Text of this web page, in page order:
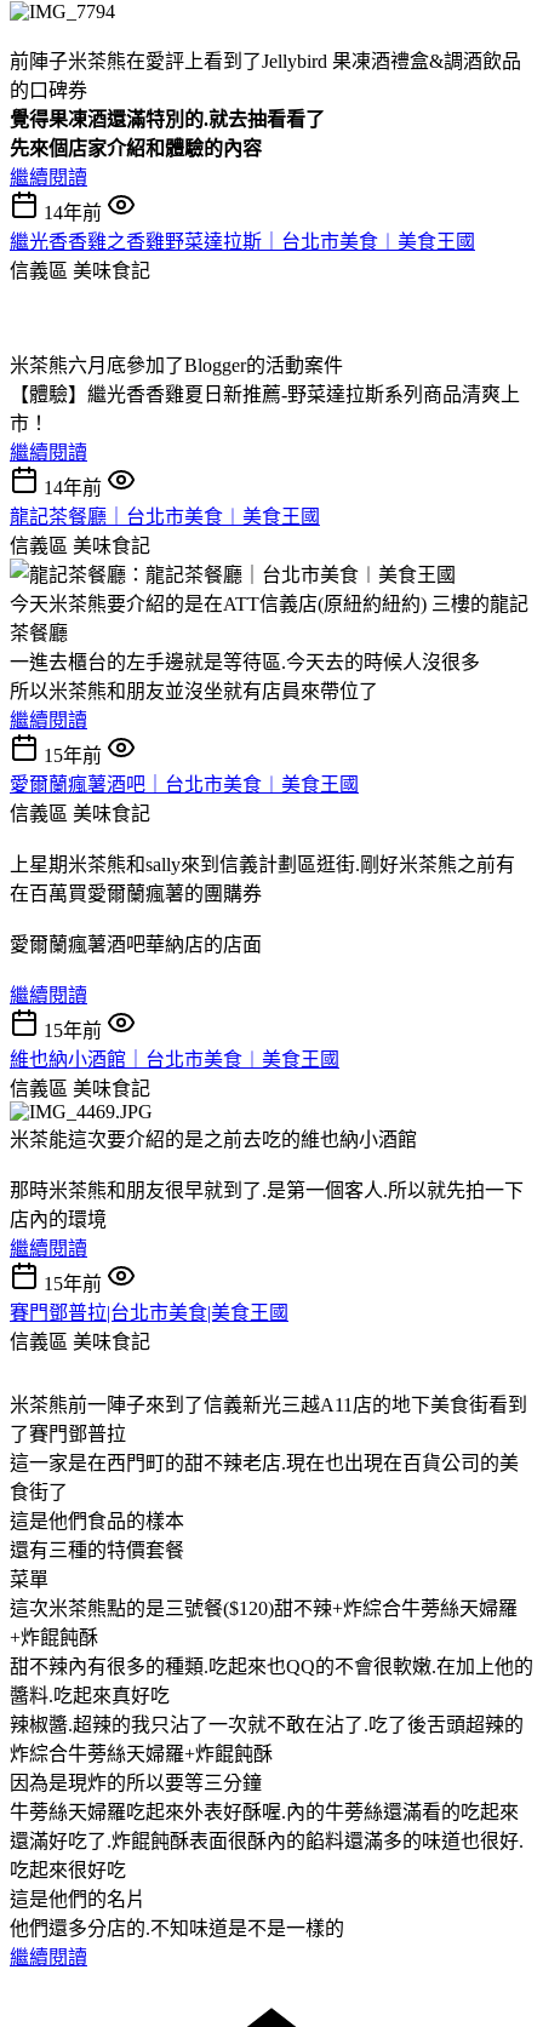
前陣子米茶熊在愛評上看到了Jellybird 果凍酒禮盒&調酒飲品
的口碑券
覺得果凍酒還滿特別的.就去抽看看了
先來個店家介紹和體驗的內容
繼續閱讀
14年前
繼光香香雞之香雞野菜達拉斯｜台北市美食︱美食王國
信義區 美味食記
米茶熊六月底參加了Blogger的活動案件
【體驗】繼光香香雞夏日新推薦-野菜達拉斯系列商品清爽上
市！
繼續閱讀
14年前
龍記茶餐廳｜台北市美食︱美食王國
信義區 美味食記
今天米茶熊要介紹的是在ATT信義店(原紐約紐約) 三樓的龍記
茶餐廳
一進去櫃台的左手邊就是等待區.今天去的時候人沒很多
所以米茶熊和朋友並沒坐就有店員來帶位了
繼續閱讀
15年前
愛爾蘭瘋薯酒吧｜台北市美食︱美食王國
信義區 美味食記
上星期米茶熊和sally來到信義計劃區逛街.剛好米茶熊之前有
在百萬買愛爾蘭瘋薯的團購券
愛爾蘭瘋薯酒吧華納店的店面
繼續閱讀
15年前
維也納小酒館｜台北市美食︱美食王國
信義區 美味食記
米茶能這次要介紹的是之前去吃的維也納小酒館
那時米茶熊和朋友很早就到了.是第一個客人.所以就先拍一下
店內的環境
繼續閱讀
15年前
賽門鄧普拉|台北市美食|美食王國
信義區 美味食記
米茶熊前一陣子來到了信義新光三越A11店的地下美食街看到
了賽門鄧普拉
這一家是在西門町的甜不辣老店.現在也出現在百貨公司的美
食街了
這是他們食品的樣本
還有三種的特價套餐
菜單
這次米茶熊點的是三號餐($120)甜不辣+炸綜合牛蒡絲天婦羅
+炸餛飩酥
甜不辣內有很多的種類.吃起來也QQ的不會很軟嫩.在加上他的
醬料.吃起來真好吃
辣椒醬.超辣的我只沾了一次就不敢在沾了.吃了後舌頭超辣的
炸綜合牛蒡絲天婦羅+炸餛飩酥
因為是現炸的所以要等三分鐘
牛蒡絲天婦羅吃起來外表好酥喔.內的牛蒡絲還滿看的吃起來
還滿好吃了.炸餛飩酥表面很酥內的餡料還滿多的味道也很好.
吃起來很好吃
這是他們的名片
他們還多分店的.不知味道是不是一樣的
繼續閱讀